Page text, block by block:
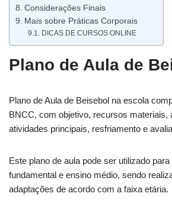
Considerações Finais
Mais sobre Práticas Corporais
DICAS DE CURSOS ONLINE
Plano de Aula de
Plano de Aula de Beisebol na escola
BNCC, com objetivo, recursos materiais,
atividades principais, resfriamento e
Este plano de aula pode ser utilizado
fundamental e ensino médio, sendo
adaptações de acordo com a faixa etária.